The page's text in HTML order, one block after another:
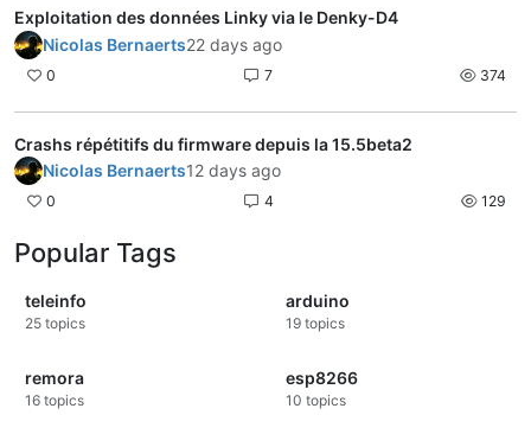
Exploitation des données Linky via le Denky-D4
Nicolas Bernaerts22 days ago
0 7 374
Crashs répétitifs du firmware depuis la 15.5beta2
Nicolas Bernaerts12 days ago
0 4 129
Popular Tags
teleinfo
25 topics
arduino
19 topics
remora
16 topics
esp8266
10 topics